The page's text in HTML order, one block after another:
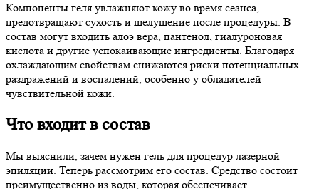
Компоненты геля увлажняют кожу во время сеанса,
предотвращают сухость и шелушение после процедуры. В
состав могут входить алоэ вера, пантенол, гиалуроновая
кислота и другие успокаивающие ингредиенты. Благодаря
охлаждающим свойствам снижаются риски потенциальных
раздражений и воспалений, особенно у обладателей
чувствительной кожи.
Что входит в состав
Мы выяснили, зачем нужен гель для процедур лазерной
эпиляции. Теперь рассмотрим его состав. Средство состоит
преимущественно из воды, которая обеспечивает